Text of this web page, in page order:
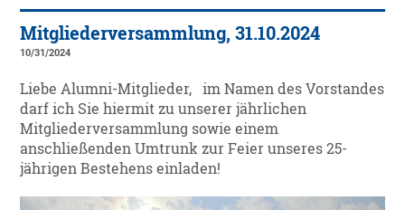
Mitgliederversammlung, 31.10.2024
10/31/2024
Liebe Alumni-Mitglieder, im Namen des Vorstandes
darf ich Sie hiermit zu unserer jährlichen
Mitgliederversammlung sowie einem
anschließenden Umtrunk zur Feier unseres 25-
jährigen Bestehens einladen!